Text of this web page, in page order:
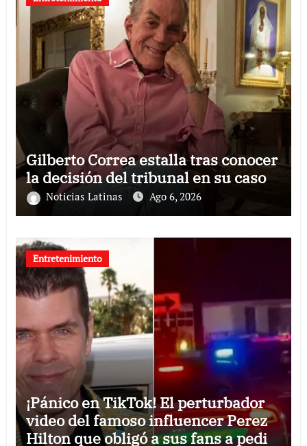
Gilberto Correa estalla tras conocer
la decisión del tribunal en su caso
Noticias Latinas Ago 6, 2026
Entretenimiento
¡Pánico en TikTok! El perturbador
video del famoso influencer Perez
Hilton que obligó a sus fans a pedir